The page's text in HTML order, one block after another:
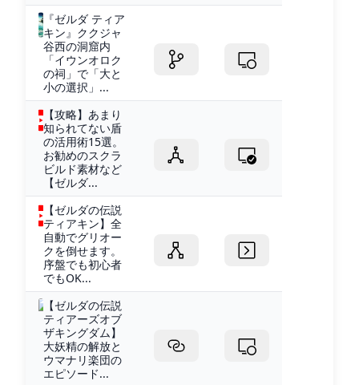
『ゼルダ ティア
キン』ククジャ
谷西の洞窟内
「イウンオロク
の祠」で「大と
小の選択」...
【攻略】あまり
知られてない盾
の活用術15選。
お勧めのスクラ
ビルド素材など
【ゼルダ...
【ゼルダの伝説
ティアキン】全
自動でグリオー
クを倒せます。
序盤でも初心者
でもOK...
【ゼルダの伝説
ティアーズオブ
ザキングダム】
大妖精の解放と
ウマナリ楽団の
エピソード...